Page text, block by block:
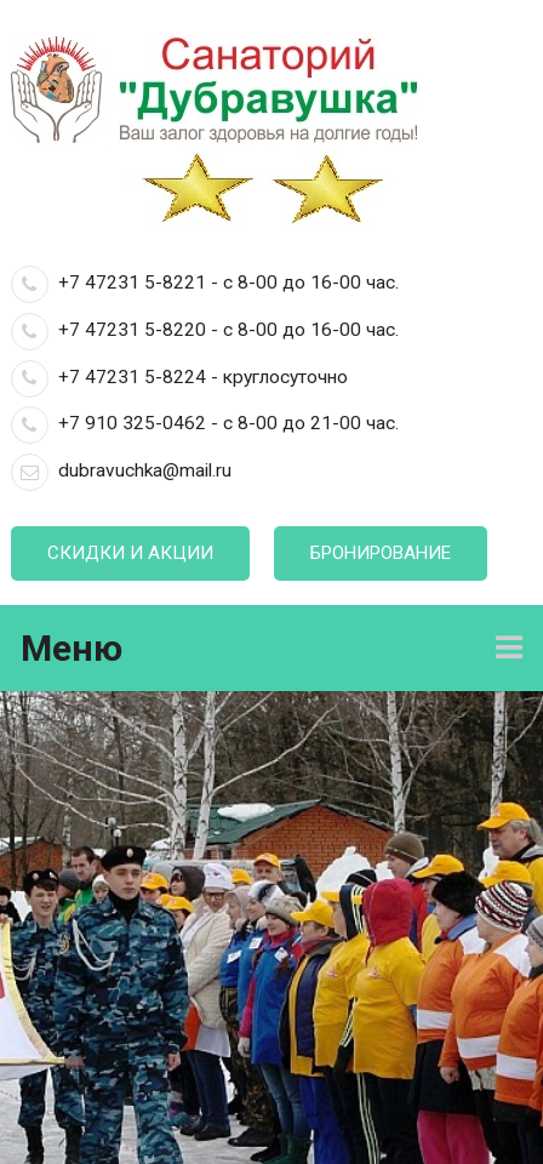
+7 47231 5-8221 - с 8-00 до 16-00 час.
+7 47231 5-8220 - с 8-00 до 16-00 час.
+7 47231 5-8224 - круглосуточно
+7 910 325-0462 - с 8-00 до 21-00 час.
dubravuchka@mail.ru
СКИДКИ И АКЦИИ БРОНИРОВАНИЕ
Меню